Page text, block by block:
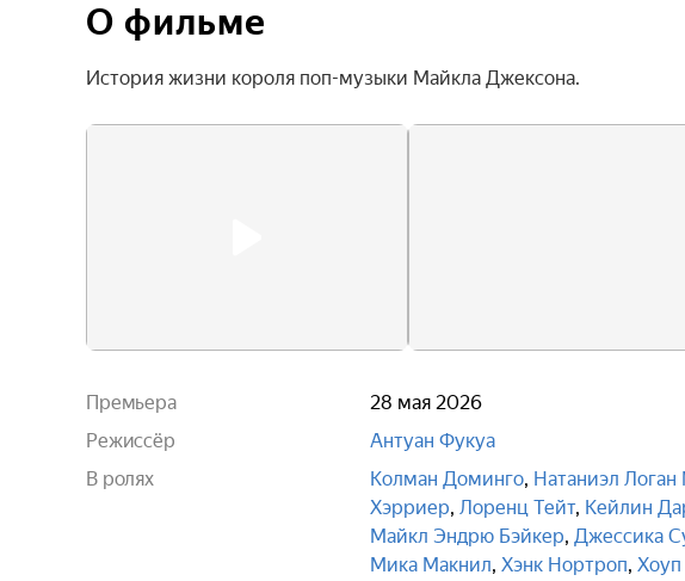
О фильме
История жизни короля поп-музыки Майкла Джексона.
Премьера
28 мая 2026
Режиссёр
Антуан Фукуа
В ролях
Колман Доминго, Натаниэл
Хэрриер, Лоренц Тейт, Кейлин
Майкл Эндрю Бэйкер, Джессика
Мика Макнил, Хэнк Нортроп, Хоуп